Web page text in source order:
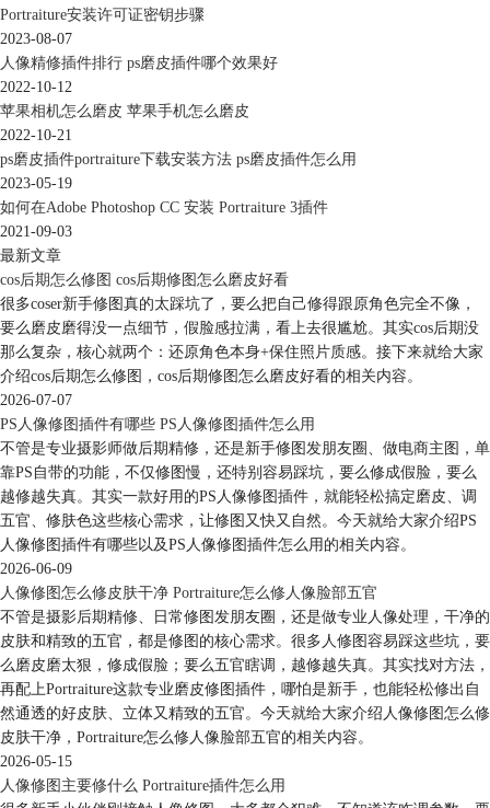
Portraiture安装许可证密钥步骤
2023-08-07
人像精修插件排行 ps磨皮插件哪个效果好
2022-10-12
苹果相机怎么磨皮 苹果手机怎么磨皮
2022-10-21
ps磨皮插件portraiture下载安装方法 ps磨皮插件怎么用
2023-05-19
如何在Adobe Photoshop CC 安装 Portraiture 3插件
2021-09-03
最新文章
cos后期怎么修图 cos后期修图怎么磨皮好看
很多coser新手修图真的太踩坑了，要么把自己修得跟原角色完全不像，
要么磨皮磨得没一点细节，假脸感拉满，看上去很尴尬。其实cos后期没
那么复杂，核心就两个：还原角色本身+保住照片质感。接下来就给大家
介绍cos后期怎么修图，cos后期修图怎么磨皮好看的相关内容。
2026-07-07
PS人像修图插件有哪些 PS人像修图插件怎么用
不管是专业摄影师做后期精修，还是新手修图发朋友圈、做电商主图，单
靠PS自带的功能，不仅修图慢，还特别容易踩坑，要么修成假脸，要么
越修越失真。其实一款好用的PS人像修图插件，就能轻松搞定磨皮、调
五官、修肤色这些核心需求，让修图又快又自然。今天就给大家介绍PS
人像修图插件有哪些以及PS人像修图插件怎么用的相关内容。
2026-06-09
人像修图怎么修皮肤干净 Portraiture怎么修人像脸部五官
不管是摄影后期精修、日常修图发朋友圈，还是做专业人像处理，干净的
皮肤和精致的五官，都是修图的核心需求。很多人修图容易踩这些坑，要
么磨皮磨太狠，修成假脸；要么五官瞎调，越修越失真。其实找对方法，
再配上Portraiture这款专业磨皮修图插件，哪怕是新手，也能轻松修出自
然通透的好皮肤、立体又精致的五官。今天就给大家介绍人像修图怎么修
皮肤干净，Portraiture怎么修人像脸部五官的相关内容。
2026-05-15
人像修图主要修什么 Portraiture插件怎么用